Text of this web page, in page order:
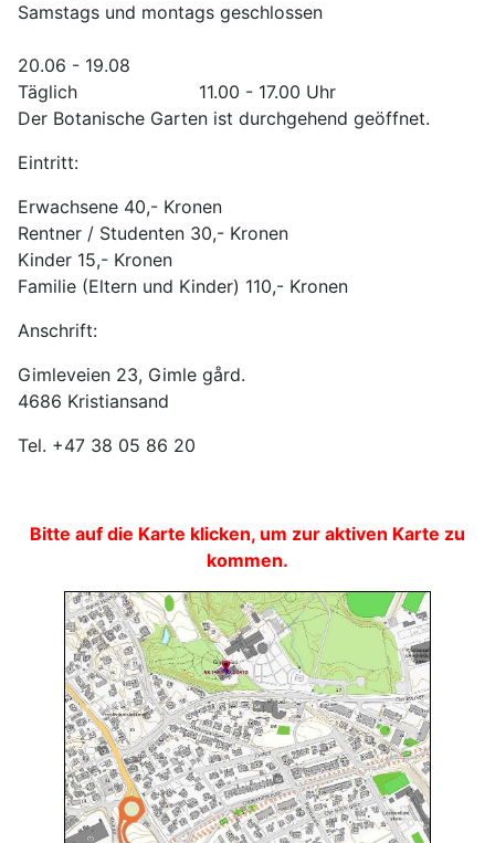
Samstags und montags geschlossen
20.06 - 19.08
Täglich 11.00 - 17.00 Uhr
Der Botanische Garten ist durchgehend geöffnet.
Eintritt:
Erwachsene 40,- Kronen
Rentner / Studenten 30,- Kronen
Kinder 15,- Kronen
Familie (Eltern und Kinder) 110,- Kronen
Anschrift:
Gimleveien 23, Gimle gård.
4686 Kristiansand
Tel. +47 38 05 86 20
Bitte auf die Karte klicken, um zur aktiven Karte zu
kommen.